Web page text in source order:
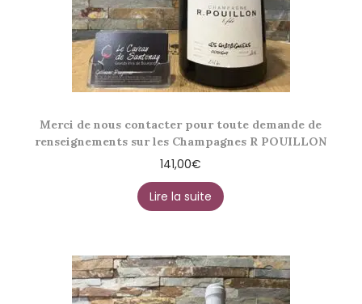
Merci de nous contacter pour toute demande de
renseignements sur les Champagnes R POUILLON
141,00€
Lire la suite